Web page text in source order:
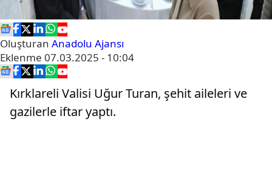
Oluşturan Anadolu Ajansı
Eklenme 07.03.2025 - 10:04
Kırklareli Valisi Uğur Turan, şehit aileleri ve
gazilerle iftar yaptı.